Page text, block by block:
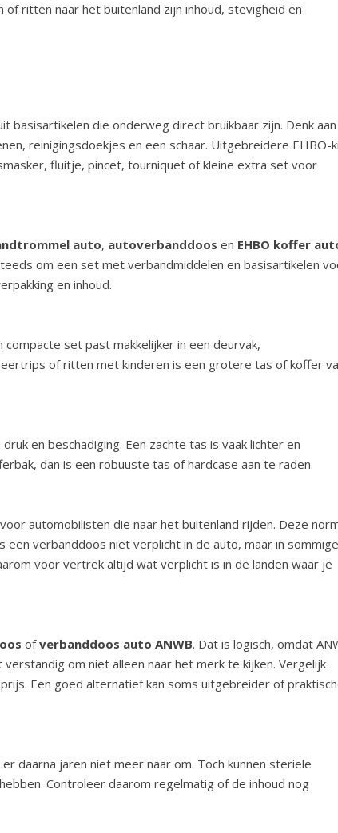
ritten naar het buitenland zijn inhoud, stevigheid en
basisartikelen die onderweg direct bruikbaar zijn. Denk aan
reinigingsdoekjes en een schaar. Uitgebreidere EHBO-
fluitje, pincet, tourniquet of kleine extra set voor
auto, autoverbanddoos en EHBO koffer
om een set met verbandmiddelen en basisartikelen
en inhoud.
set past makkelijker in een deurvak,
of ritten met kinderen is een grotere tas of koffer
en beschadiging. Een zachte tas is vaak lichter en
dan is een robuuste tas of hardcase aan te raden.
automobilisten die naar het buitenland rijden. Deze
verbanddoos niet verplicht in de auto, maar in sommige
voor vertrek altijd wat verplicht is in de landen waar je
ofverbanddoos auto ANWB. Dat is logisch, omdat
om niet alleen naar het merk te kijken. Vergelijk
Een goed alternatief kan soms uitgebreider of
daarna jaren niet meer naar om. Toch kunnen steriele
Controleer daarom regelmatig of de inhoud nog